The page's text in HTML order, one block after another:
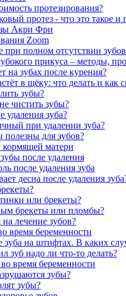
протезирования?
протез - что это такое и
Акри Фри
Zoom
при полном отсутствии зубов
прикуса – методы,
на зубах после курения?
в щёку: что делать и как
зубы?
чистить зубы?
удаления зуба?
при удалении зуба?
полезны для зубов?
кормящей матери
после удаления
после удаления зуба
десна после удаления
или брекеты?
брекеты или пломбы?
лечение зубов?
время беременности
зуба на штифтах. В каких
зуб надо ли что-то делать?
время беременности
зубы?
зубы?